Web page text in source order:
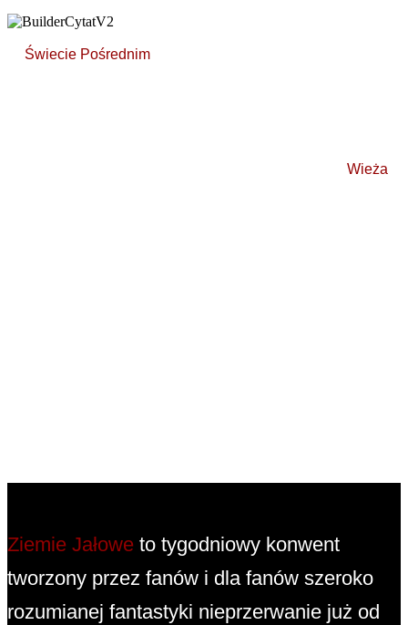
Świecie Pośrednim
Wieża
Ziemie Jałowe to tygodniowy konwent
tworzony przez fanów i dla fanów szeroko
rozumianej fantastyki nieprzerwanie już od